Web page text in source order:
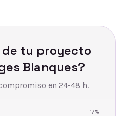
de tu proyecto
Blanques?
en 24-48 h.
17%